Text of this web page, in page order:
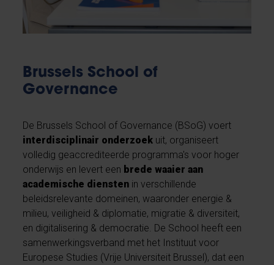
Brussels School of
Governance
De Brussels School of Governance (BSoG) voert
interdisciplinair onderzoek uit, organiseert
volledig geaccrediteerde programma's voor hoger
onderwijs en levert een brede waaier aan
academische diensten in verschillende
beleidsrelevante domeinen, waaronder energie &
milieu, veiligheid & diplomatie, migratie & diversiteit,
en digitalisering & democratie. De School heeft een
samenwerkingsverband met het Instituut voor
Europese Studies (Vrije Universiteit Brussel), dat een